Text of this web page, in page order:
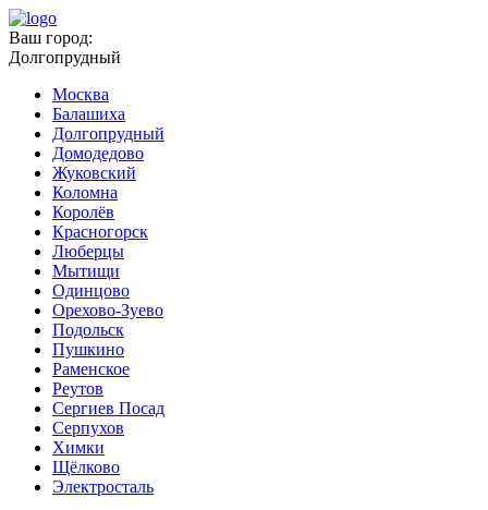
Ваш город:
Долгопрудный
Москва
Балашиха
Долгопрудный
Домодедово
Жуковский
Коломна
Королёв
Красногорск
Люберцы
Мытищи
Одинцово
Орехово-Зуево
Подольск
Пушкино
Раменское
Реутов
Сергиев Посад
Серпухов
Химки
Щёлково
Электросталь